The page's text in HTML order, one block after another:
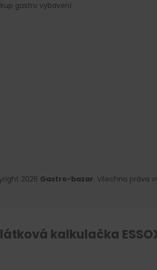
gastro vybavení
2026 Gastro-bazar. Všechna práva
kalkulačka